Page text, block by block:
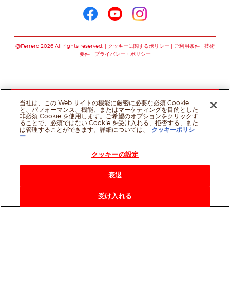
@Ferrero 2026 All rights reserved. クッキーに関するポリシー ご利用条件
技術
要件
プライバシー・ポリシー
当社は、この Web サイトの機能に厳密に必要な必須 Cookie
と、パフォーマンス、機能、またはマーケティングを目的とした
非必須 Cookie を使用します。ご希望のオプションをクリックす
ることで、必須ではない Cookie を受け入れる、拒否する、また
は管理することができます。詳細については、
クッキーポリシ
ー
クッキーの設定
衰退
受け入れる